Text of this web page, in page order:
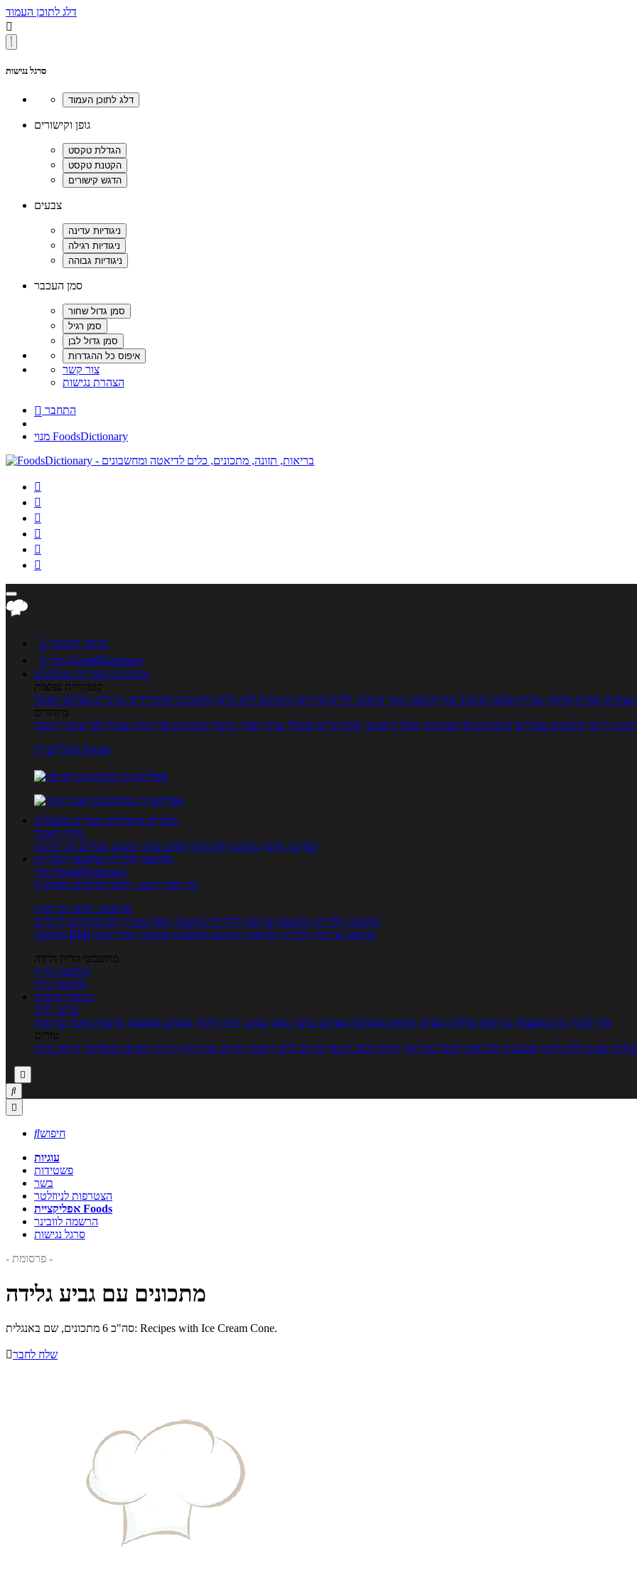
דלג לתוכן העמוד

סרגל נגישות
גופן וקישורים
צבעים
סמן העכבר
צור קשר
הצהרת נגישות
 התחבר
מנוי FoodsDictionary






 כניסה לחשבון

מנוי FoodsDictionary
מתכונים קטגוריות מתכונים
קטגוריות נפוצות
אפייה מוקפץ עוגיות פסטה מתכוני עוף מתכוני בשר מתכוני ילדים מרקים מתכונים ללא גלוטן מתכונים לסוכרתיים טרנדים בעולם האוכל
מיוחדים
וידאו מתכונים עשירים מתכונים לפי מצרכים אוכל דיאטטי אוכל בריא מאכלי עדות ספרי בישול מתכונים לפי חגים ועונות לפי שיטות הכנה
אפליקציית Foods
מוצרים ומאכלים מוצרים ומאכלים
מילון האוכל
תפריטי תזונה ערכים תזונתיים חיפוש ע"פ רכיבים מכילים הכי הרבה
מחשבון קלוריות מחשבון קלוריות
מנוי FoodsDictionary
5 ימי ניסיון חינם - לחצו לפרטים נוספים
מחשבוני תזונה ובריאות
מחשבון קלוריות מחשבון שריפת קלוריות מחשבון דופק מטרה יחס מותניים לירכיים
מחשבון BMI
מחשבון צריכת קלוריות מחשבון מינונים מומלצים מחשבון אחוז שומן
מחשבוני הריון ולידה
מחשבון הריון
מחשבון ביוץ
כתבות כתבות
ערוצי תוכן
איך להכין בית ומשפחה בריאות מחלות ובעיות רפואה משלימה ספורט וכושר גופני נשים, הריון ולידה טיפים והמלצות חדשות אוכל ובריאות
טורים
טעים ללא גלוטן טבעונות לבריאות לבשל כמו שף תזונה לבטן רגועה מרזים ללא דיאטה מזיזים את הגוף הרזיה ורפואה משלימה גורמה ביתי



חיפוש
עוגיות
פשטידות
בשר
הצטרפות לניוזלטר
אפליקציית Foods
הרשמה לוובינר
סרגל נגישות
- פרסומת -
מתכונים עם גביע גלידה
סה"כ 6 מתכונים, שם באנגלית: Recipes with Ice Cream Cone.
שלח לחבר